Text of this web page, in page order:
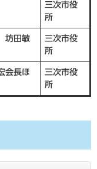
三次市役
所
坊田敏
三次市役
所
会長ほ
三次市役
所